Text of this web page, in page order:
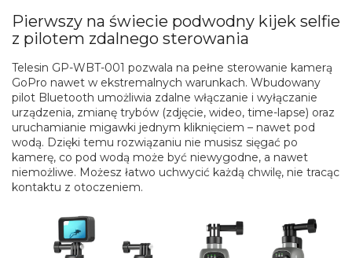
Pierwszy na świecie podwodny kijek selfie
z pilotem zdalnego sterowania
Telesin GP-WBT-001 pozwala na pełne sterowanie kamerą
GoPro nawet w ekstremalnych warunkach. Wbudowany
pilot Bluetooth umożliwia zdalne włączanie i wyłączanie
urządzenia, zmianę trybów (zdjęcie, wideo, time-lapse) oraz
uruchamianie migawki jednym kliknięciem – nawet pod
wodą. Dzięki temu rozwiązaniu nie musisz sięgać po
kamerę, co pod wodą może być niewygodne, a nawet
niemożliwe. Możesz łatwo uchwycić każdą chwilę, nie tracąc
kontaktu z otoczeniem.